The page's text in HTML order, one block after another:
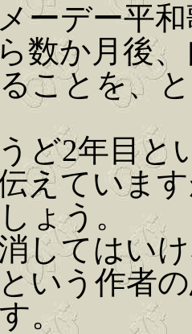
ーデー平
数か月後
ことを、
ど2年目と
えていま
ょう。
してはい
いう作者
。